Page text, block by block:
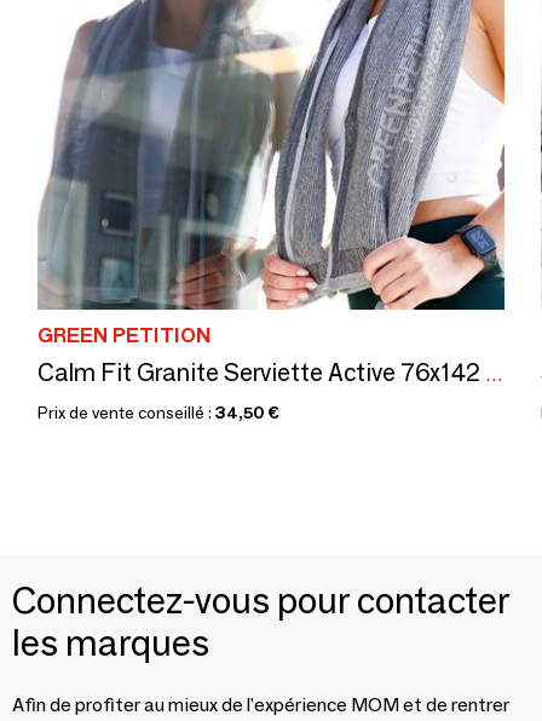
GREEN PETITION
Calm Fit Granite Serviette Active 76x142 cm
Prix de vente conseillé : 34,50 €
Connectez-vous pour contacter
les marques
Afin de profiter au mieux de l'expérience MOM et de rentrer